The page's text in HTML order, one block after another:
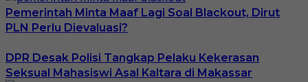
Pemerintah Minta Maaf Lagi Soal Blackout, Dirut
PLN Perlu Dievaluasi?
DPR Desak Polisi Tangkap Pelaku Kekerasan
Seksual Mahasiswi Asal Kaltara di Makassar